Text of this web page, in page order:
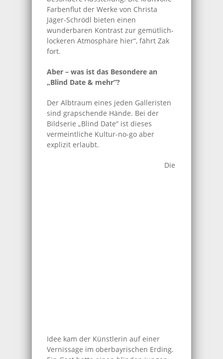
Farbenflut der Werke von Christa
Jäger-Schrödl bieten einen
wunderbaren Kontrast zur gemütlich-
lockeren Atmosphäre hier“, fährt Zak
fort.
Aber – was ist das Besondere an
„Blind Date & mehr“?
Der Albtraum eines jeden Galleristen
sind grapschende Hände. Bei der
Bildserie „Blind Date“ ist dieses
vermeintliche Kultur-no-go aber
explizit erlaubt.
Die
Idee kam der Künstlerin auf einer
Vernissage im oberbayrischen Erding.